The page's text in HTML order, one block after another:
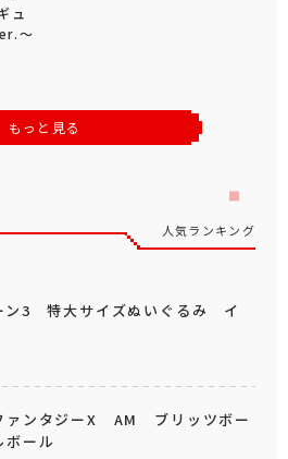
ュ
～
もっと見る
人気ランキング
ン3 特大サイズぬいぐるみ イ
ァンタジーX AM ブリッツボー
ボール